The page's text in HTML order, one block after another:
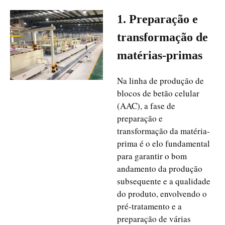
1. Preparação e
transformação de
matérias-primas
Na linha de produção de
blocos de betão celular
(AAC), a fase de
preparação e
transformação da matéria-
prima é o elo fundamental
para garantir o bom
andamento da produção
subsequente e a qualidade
do produto, envolvendo o
pré-tratamento e a
preparação de várias